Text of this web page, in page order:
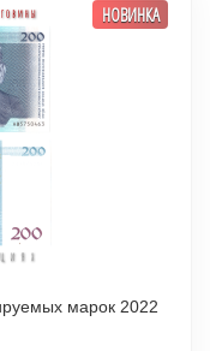
НОВИНКА
марок 2022